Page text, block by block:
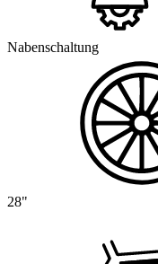
Nabenschaltung
28"